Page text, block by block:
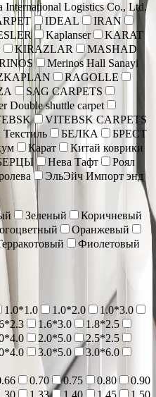
International Logistics Co., Ltd.
IDEAL
IRAN
Kaplanser
KARAT
KIRAZLAR
MASHAD
Merinos Hall Sanayi
RAGOLLE
SAG CARPETS
Double shuttle carpet
VITEBSK CARPETS
Текстиль БЕЛКА
БРЕСТ
Карат
Китай коврики
Нева Тафт
Роял
ЭльЭйч Импорт энд
Зеленый
Коричневый
Оранжевый
Фиолетовый
1.0*1.0 1.0*2.0
1.0*3.0
1.6*3.0
1.8*2.5
2.0*5.0
2.5*2.5
3.0*5.0
3.0*6.0
0.70 0.75 0.80
0.90